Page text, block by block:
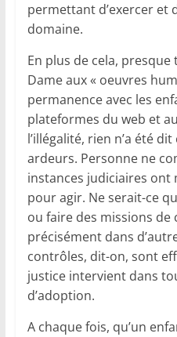
permettant d’exercer et
domaine.
En plus de cela,
Dame aux « oeuvres
permanence avec les
plateformes du web et
l’illégalité, rien n’a été
ardeurs. Personne ne
instances judiciaires ont
pour agir. Ne serait-ce
ou faire des missions de
précisément dans
contrôles, dit-on, sont
justice intervient dans
d’adoption.
A chaque fois, qu’un